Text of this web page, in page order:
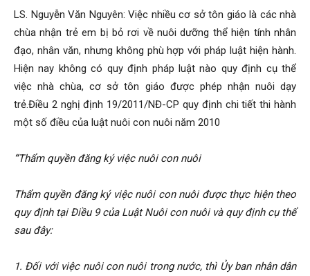
LS. Nguyễn Văn Nguyên: Việc nhiều cơ sở tôn giáo là các nhà
chùa nhận trẻ em bị bỏ rơi về nuôi dưỡng thể hiện tính nhân
đạo, nhân văn, nhưng không phù hợp với pháp luật hiện hành.
Hiện nay không có quy định pháp luật nào quy định cụ thể
việc nhà chùa, cơ sở tôn giáo được phép nhận nuôi dạy
trẻ.Điều 2 nghị định 19/2011/NĐ-CP quy định chi tiết thi hành
một số điều của luật nuôi con nuôi năm 2010
“Thẩm quyền đăng ký việc nuôi con nuôi
Thẩm quyền đăng ký việc nuôi con nuôi được thực hiện theo
quy định tại Điều 9 của Luật Nuôi con nuôi và quy định cụ thể
sau đây:
1. Đối với việc nuôi con nuôi trong nước, thì Ủy ban nhân dân